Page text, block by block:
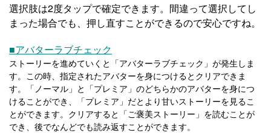
選択肢は2度タップで確定できます。間違って選択してし
まった場合でも、押し直すことができるので安心ですね。
■アバターラブチェック
ストーリーを進めていくと「アバターラブチェック」が発生しま
す。この時、指定されたアバターを身につけるとクリアできま
す。「ノーマル」と「プレミア」のどちらかのアバターを身につ
けることができ、「プレミア」だとより甘いストーリーを見るこ
とができます。クリアすると「ご褒美ストーリー」を読むことが
でき、後でなんどでも読み返すことができます。